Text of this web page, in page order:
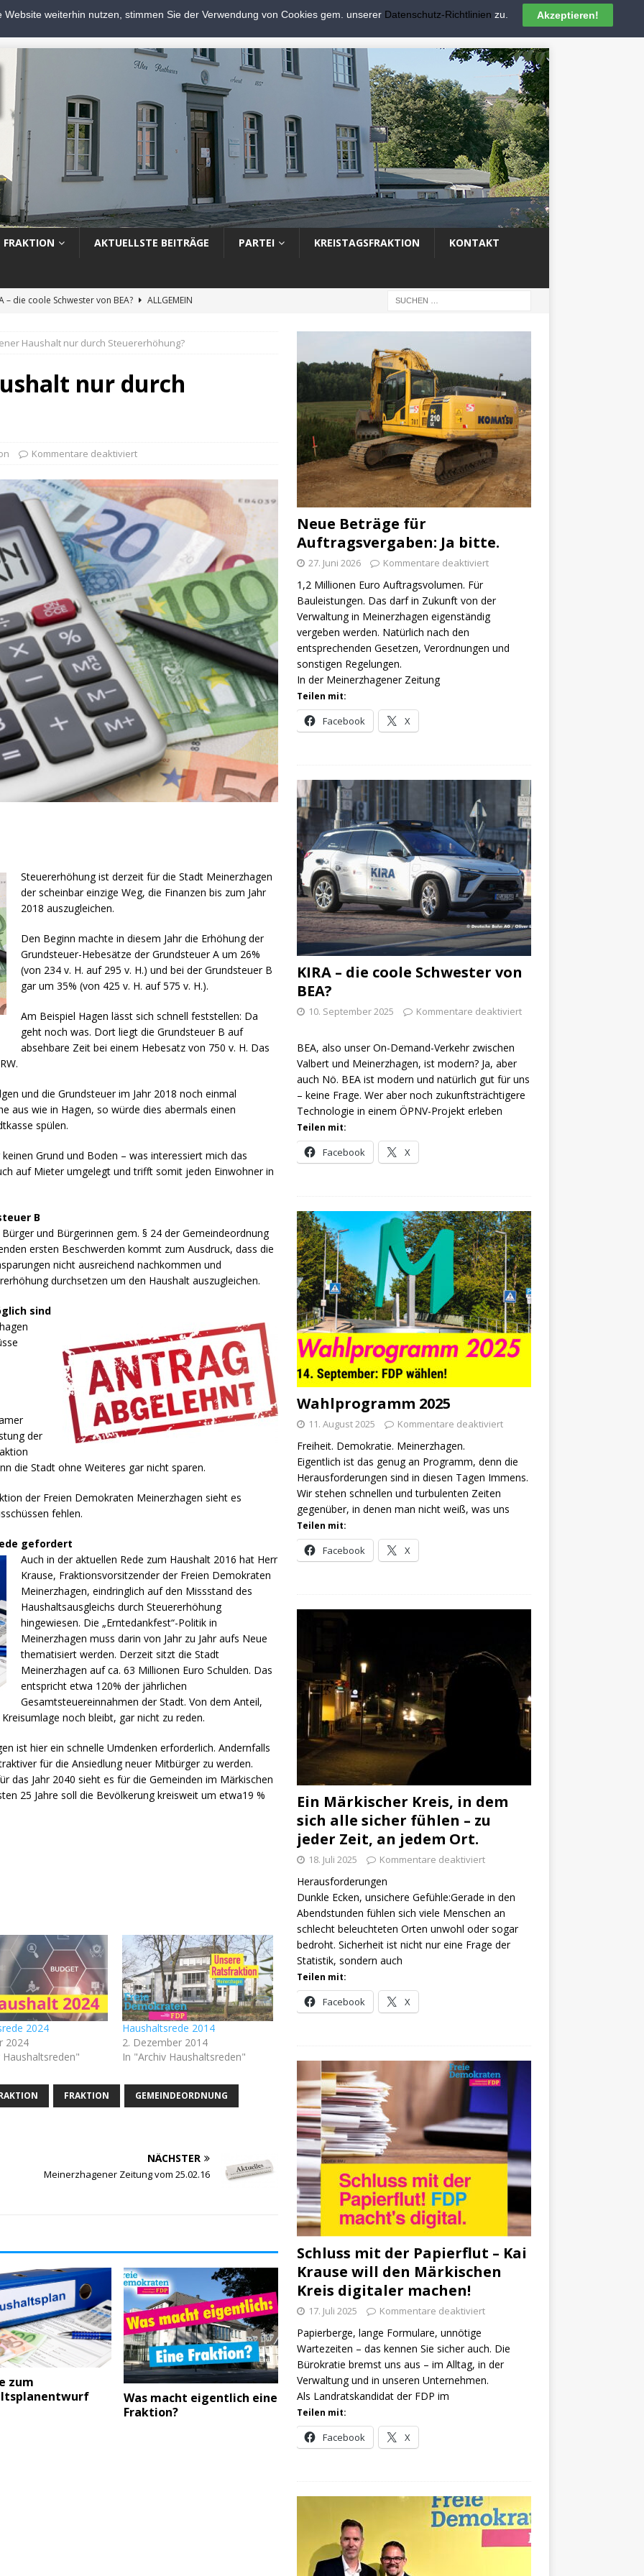
FRAKTION AKTUELLSTE BEITRÄGE PARTEI KREISTAGSFRAKTION KONTAKT
– die coole Schwester von BEA?
ALLGEMEIN
Kreis, in dem sich alle sicher fühlen – zu jeder Zeit, an jedem
Haushalt nur durch Steuererhöhung?
nur durch
Kommentare deaktiviert
Steuererhöhung ist derzeit für die Stadt Meinerzhagen
der scheinbar einzige Weg, die Finanzen bis zum Jahr
2018 auszugleichen.
Den Beginn machte in diesem Jahr die Erhöhung der
Grundsteuer-Hebesätze der Grundsteuer A um 26%
(von 234 v. H. auf 295 v. H.) und bei der Grundsteuer B
gar um 35% (von 425 v. H. auf 575 v. H.).
Am Beispiel Hagen lässt sich schnell feststellen: Da
geht noch was. Dort liegt die Grundsteuer B auf
absehbare Zeit bei einem Hebesatz von 750 v. H. Das
und die Grundsteuer im Jahr 2018 noch einmal
aus wie in Hagen, so würde dies abermals einen
spülen.
Grund und Boden – was interessiert mich das
auf Mieter umgelegt und trifft somit jeden Einwohner in
B
und Bürgerinnen gem. § 24 der Gemeindeordnung
ersten Beschwerden kommt zum Ausdruck, dass die
nicht ausreichend nachkommen und
durchsetzen um den Haushalt auszugleichen.
sind
der
die Stadt ohne Weiteres gar nicht sparen.
der Freien Demokraten Meinerzhagen sieht es
fehlen.
gefordert
Auch in der aktuellen Rede zum Haushalt 2016 hat Herr
Krause, Fraktionsvorsitzender der Freien Demokraten
Meinerzhagen, eindringlich auf den Missstand des
Haushaltsausgleichs durch Steuererhöhung
hingewiesen. Die „Erntedankfest“-Politik in
Meinerzhagen muss darin von Jahr zu Jahr aufs Neue
thematisiert werden. Derzeit sitzt die Stadt
Meinerzhagen auf ca. 63 Millionen Euro Schulden. Das
entspricht etwa 120% der jährlichen
Gesamtsteuereinnahmen der Stadt. Von dem Anteil,
noch bleibt, gar nicht zu reden.
ist hier ein schnelle Umdenken erforderlich. Andernfalls
für die Ansiedlung neuer Mitbürger zu werden.
das Jahr 2040 sieht es für die Gemeinden im Märkischen
25 Jahre soll die Bevölkerung kreisweit um etwa19 %
2024
2024
Haushaltsreden"
Haushaltsrede 2014
2. Dezember 2014
In "Archiv Haushaltsreden"
FRAKTION GEMEINDEORDNUNG
NÄCHSTER
Meinerzhagener Zeitung vom 25.02.16
zum
Was macht eigentlich eine
Fraktion?
Neue Beträge für
Auftragsvergaben: Ja bitte.
27. Juni 2026 Kommentare deaktiviert
1,2 Millionen Euro Auftragsvolumen. Für
Bauleistungen. Das darf in Zukunft von der
Verwaltung in Meinerzhagen eigenständig
vergeben werden. Natürlich nach den
entsprechenden Gesetzen, Verordnungen und
sonstigen Regelungen.
In der Meinerzhagener Zeitung
Teilen mit:
Facebook X
KIRA – die coole Schwester von
BEA?
10. September 2025 Kommentare deaktiviert
BEA, also unser On-Demand-Verkehr zwischen
Valbert und Meinerzhagen, ist modern? Ja, aber
auch Nö. BEA ist modern und natürlich gut für uns
– keine Frage. Wer aber noch zukunftsträchtigere
Technologie in einem ÖPNV-Projekt erleben
Teilen mit:
Facebook X
Wahlprogramm 2025
11. August 2025 Kommentare deaktiviert
Freiheit. Demokratie. Meinerzhagen.
Eigentlich ist das genug an Programm, denn die
Herausforderungen sind in diesen Tagen Immens.
Wir stehen schnellen und turbulenten Zeiten
gegenüber, in denen man nicht weiß, was uns
Teilen mit:
Facebook X
Ein Märkischer Kreis, in dem
sich alle sicher fühlen – zu
jeder Zeit, an jedem Ort.
18. Juli 2025 Kommentare deaktiviert
Herausforderungen
Dunkle Ecken, unsichere Gefühle:Gerade in den
Abendstunden fühlen sich viele Menschen an
schlecht beleuchteten Orten unwohl oder sogar
bedroht. Sicherheit ist nicht nur eine Frage der
Statistik, sondern auch
Teilen mit:
Facebook X
Schluss mit der Papierflut – Kai
Krause will den Märkischen
Kreis digitaler machen!
17. Juli 2025 Kommentare deaktiviert
Papierberge, lange Formulare, unnötige
Wartezeiten – das kennen Sie sicher auch. Die
Bürokratie bremst uns aus – im Alltag, in der
Verwaltung und in unseren Unternehmen.
Als Landratskandidat der FDP im
Teilen mit:
Facebook X
weiterhin nutzen, stimmen Sie der Verwendung von Cookies gem. unserer Datenschutz-Richtlinien zu. Akzeptieren!